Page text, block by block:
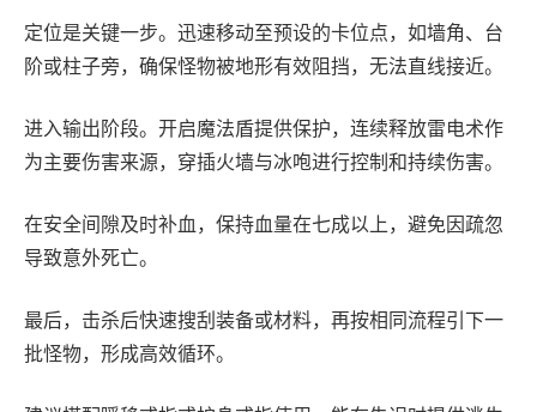
定位是关键一步。迅速移动至预设的卡位点，如墙角、台
阶或柱子旁，确保怪物被地形有效阻挡，无法直线接近。
进入输出阶段。开启魔法盾提供保护，连续释放雷电术作
为主要伤害来源，穿插火墙与冰咆进行控制和持续伤害。
在安全间隙及时补血，保持血量在七成以上，避免因疏忽
导致意外死亡。
最后，击杀后快速搜刮装备或材料，再按相同流程引下一
批怪物，形成高效循环。